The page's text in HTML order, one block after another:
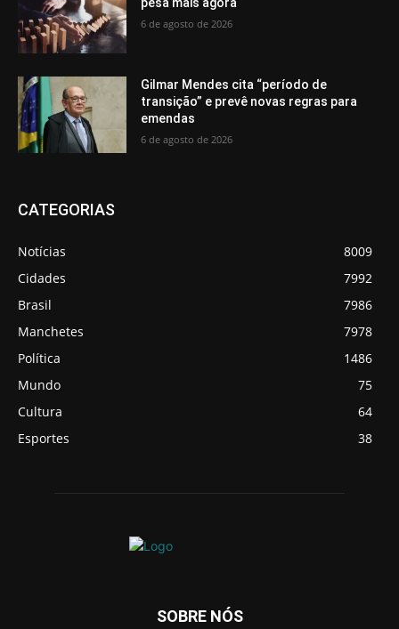
6 de agosto de 2026
Gilmar Mendes cita “período de
transição” e prevê novas regras para
emendas
6 de agosto de 2026
CATEGORIAS
Notícias
8009
Cidades
7992
Brasil
7986
Manchetes
7978
Política
1486
Mundo
75
Cultura
64
Esportes
38
SOBRE NÓS